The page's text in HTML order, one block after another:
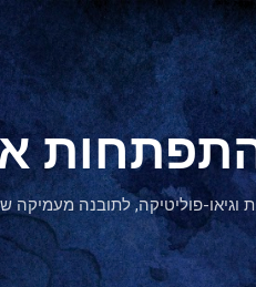
וגיאו-פוליטיקה, לתובנה מעמיקה